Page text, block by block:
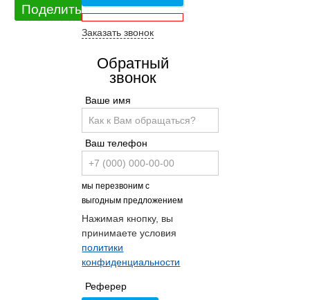
Заказать звонок
Обратный
звонок
Ваше имя
Ваш телефон
мы перезвоним с
выгодным предложением
Нажимая кнопку, вы
принимаете условия
политики
конфиденциальности
Реферер
Поделиться